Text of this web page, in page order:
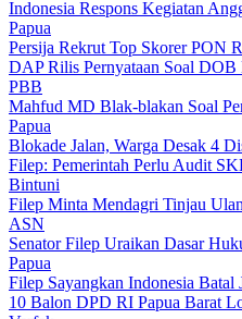
Indonesia Respons Kegiatan
Papua
Persija Rekrut Top Skorer PON
DAP Rilis Pernyataan Soal
PBB
Mahfud MD Blak-blakan Soal
Papua
Blokade Jalan, Warga Desak 4
Filep: Pemerintah Perlu Audit
Bintuni
Filep Minta Mendagri Tinjau
ASN
Senator Filep Uraikan Dasar
Papua
Filep Sayangkan Indonesia
10 Balon DPD RI Papua Barat